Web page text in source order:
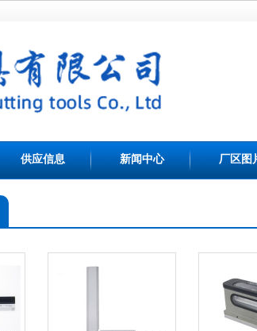
供应信息 新闻中心 厂区图